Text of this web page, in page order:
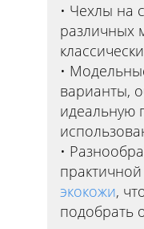
Чехлы на
различных
варианты,
идеальную
экокожи,
подобрать